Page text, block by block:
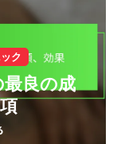
ク
良の成